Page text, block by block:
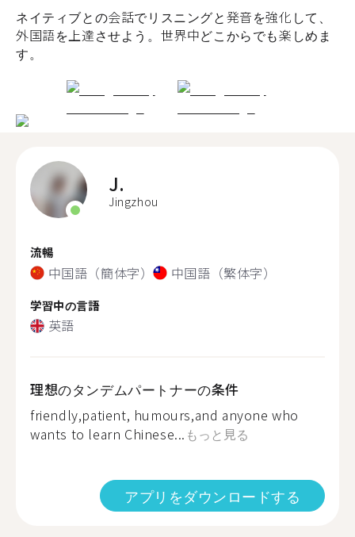
ネイティブとの会話でリスニングと発音を強化して、
外国語を上達させよう。世界中どこからでも楽しめま
す。
J.
Jingzhou
流暢
中国語（簡体字） 中国語（繁体字）
学習中の言語
英語
理想のタンデムパートナーの条件
friendly,patient, humours,and anyone who
wants to learn Chinese... もっと見る
アプリをダウンロードする